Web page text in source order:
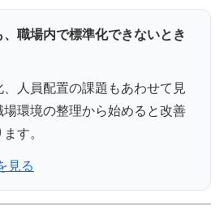
職場内で標準化できないとき
人員配置の課題もあわせて見
環境の整理から始めると改善
す。
見る